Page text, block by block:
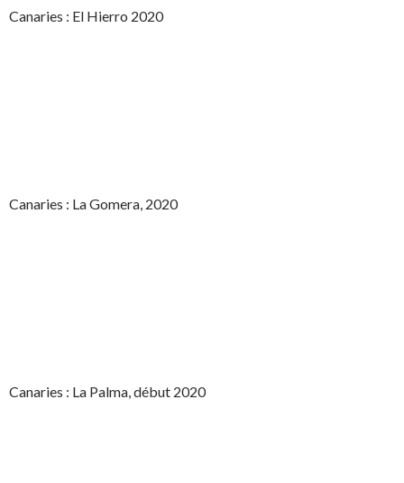
Canaries : El Hierro 2020
Canaries : La Gomera, 2020
Canaries : La Palma, début 2020